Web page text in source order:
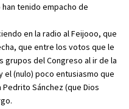
tenido empacho de
en la radio al Feijooo, que
que entre los votos que le
grupos del Congreso al ir de la
el (nulo) poco entusiasmo que
Sánchez (que Dios